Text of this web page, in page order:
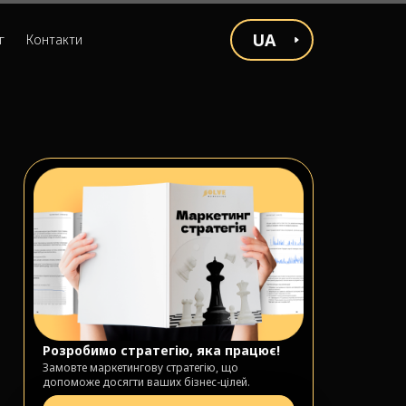
Контакти UA
Розробимо стратегію, яка працює!
Замовте маркетингову стратегію, що
допоможе досягти ваших бізнес-цілей.